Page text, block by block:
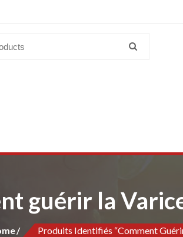
guérir la
Produits Identifiés “Comment